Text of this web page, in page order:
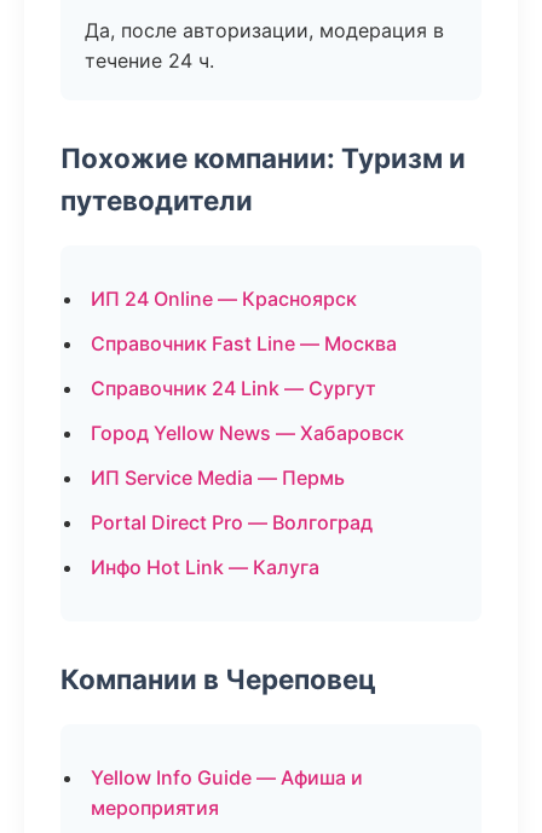
Да, после авторизации, модерация в
течение 24 ч.
Похожие компании: Туризм и
путеводители
ИП 24 Online — Красноярск
Справочник Fast Line — Москва
Справочник 24 Link — Сургут
Город Yellow News — Хабаровск
ИП Service Media — Пермь
Portal Direct Pro — Волгоград
Инфо Hot Link — Калуга
Компании в Череповец
Yellow Info Guide — Афиша и
мероприятия